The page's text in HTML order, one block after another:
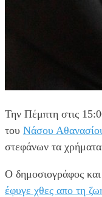
Την Πέμπτη στις
του Νάσου
στεφάνων τα
Ο δημοσιογράφος
έφυγε χθες απο τη